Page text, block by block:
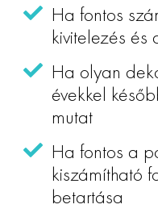
Ha fontos
kivitelezés és
Ha olyan
évekkel
mutat
Ha fontos a
kiszámítható
betartása